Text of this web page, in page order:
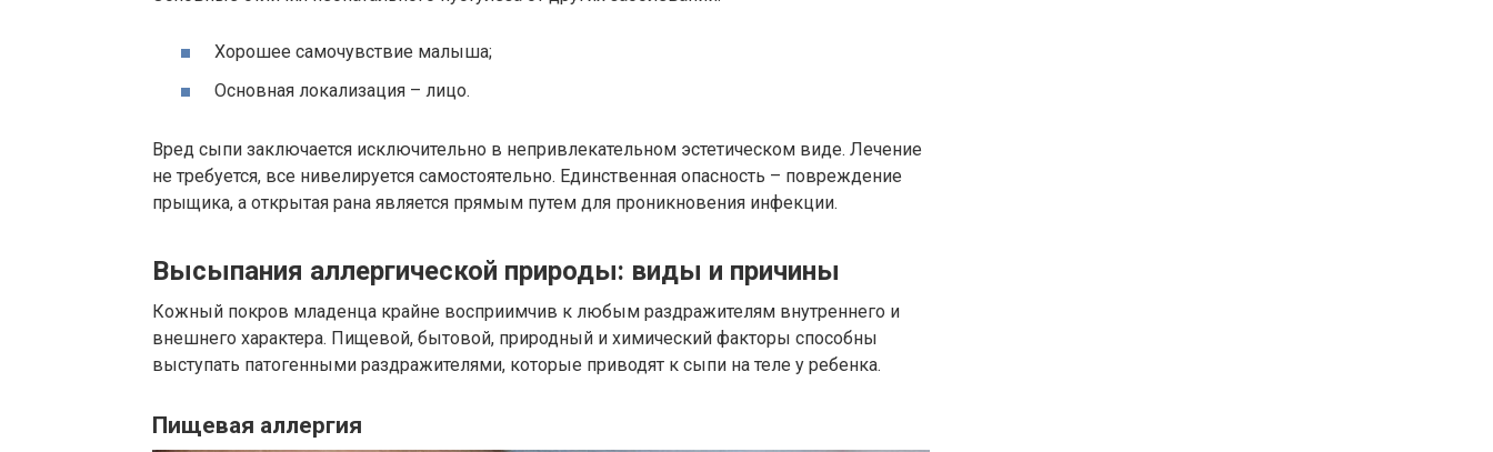
Хорошее самочувствие малыша;
Основная локализация – лицо.
Вред сыпи заключается исключительно в непривлекательном эстетическом виде. Лечение
не требуется, все нивелируется самостоятельно. Единственная опасность – повреждение
прыщика, а открытая рана является прямым путем для проникновения инфекции.
Высыпания аллергической природы: виды и причины
Кожный покров младенца крайне восприимчив к любым раздражителям внутреннего и
внешнего характера. Пищевой, бытовой, природный и химический факторы способны
выступать патогенными раздражителями, которые приводят к сыпи на теле у ребенка.
Пищевая аллергия